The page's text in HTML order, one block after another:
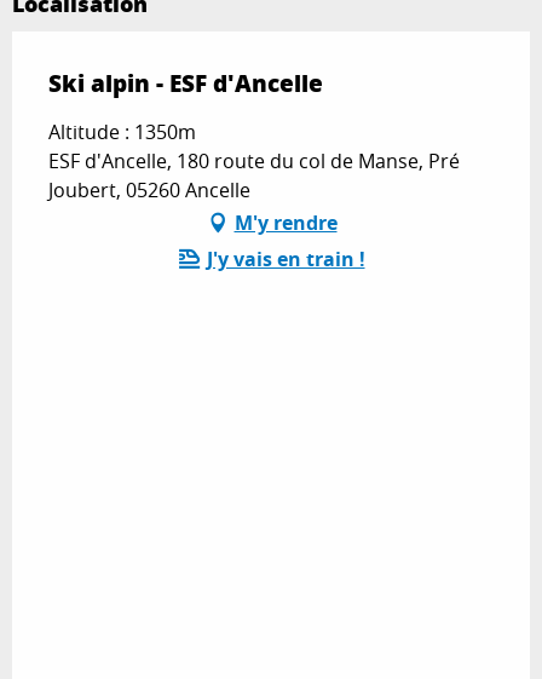
Ski alpin - ESF d'Ancelle
Altitude : 1350m
ESF d'Ancelle, 180 route du col de Manse, Pré
Joubert, 05260 Ancelle
M'y rendre
J'y vais en train !